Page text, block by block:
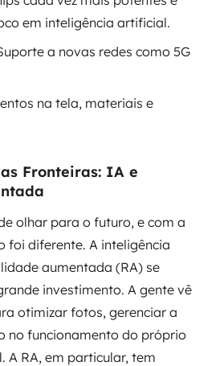
em inteligência artificial.
a novas redes como 5G
na tela, materiais e
Fronteiras: IA e
olhar para o futuro, e com a
foi diferente. A inteligência
aumentada (RA) se
investimento. A gente vê
otimizar fotos, gerenciar a
no funcionamento do próprio
A RA, em particular, tem